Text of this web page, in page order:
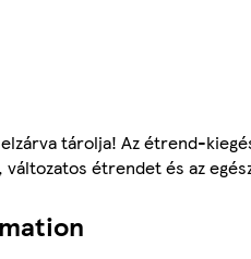
tárolja! Az étrend-
étrendet és az